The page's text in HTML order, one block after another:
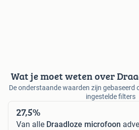
Wat je moet weten over
De onderstaande waarden zijn gebaseerd
ingestelde filters
27,5%
Van alle Draadloze microfoon